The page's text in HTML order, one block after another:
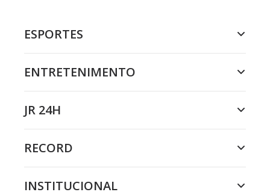
ESPORTES
ENTRETENIMENTO
JR 24H
RECORD
INSTITUCIONAL